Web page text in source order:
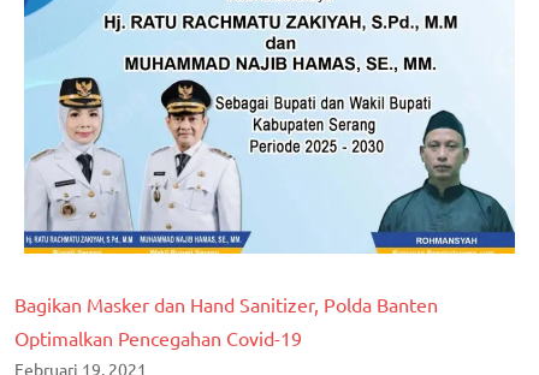
Bagikan Masker dan Hand Sanitizer, Polda Banten
Optimalkan Pencegahan Covid-19
Februari 19, 2021